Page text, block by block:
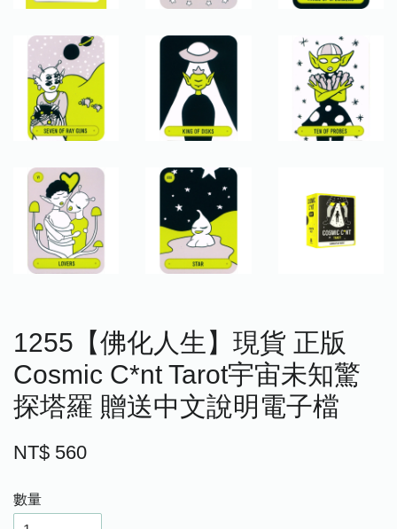
1255【佛化人生】現貨 正版
Cosmic C*nt Tarot宇宙未知驚
探塔羅 贈送中文說明電子檔
NT$ 560
數量